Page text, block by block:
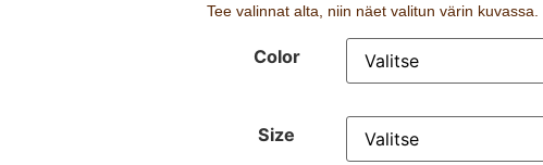
Tee valinnat alta, niin näet valitun värin kuvassa.
Color
Size